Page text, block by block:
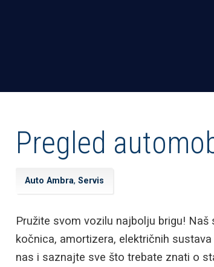
Pregled
Auto Ambra, Servis
Pružite svom vozilu najbolju brigu!
kočnica, amortizera, električnih
nas i saznajte sve što trebate znati o